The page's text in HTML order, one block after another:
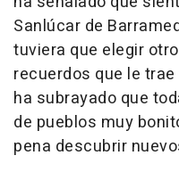
Sanlúcar de
tuviera que elegir
recuerdos que le
ha subrayado que
de pueblos muy
pena descubrir